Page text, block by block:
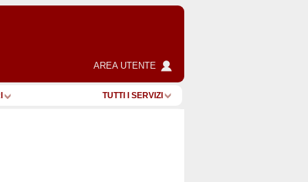
AREA UTENTE
TUTTI I SERVIZI